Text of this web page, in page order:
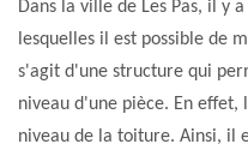
Dans la ville de Les Pas, il y
lesquelles il est possible de
s'agit d'une structure qui
niveau d'une pièce. En effet,
niveau de la toiture. Ainsi, il